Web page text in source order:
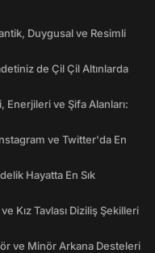
Duygusal ve Resimli
de Çil Çil Altınlarda
Enerjileri ve Şifa Alanları:
ve Twitter'da En
Hayatta En Sık
Kız Tavlası Diziliş Şekilleri
ve Minör Arkana Desteleri